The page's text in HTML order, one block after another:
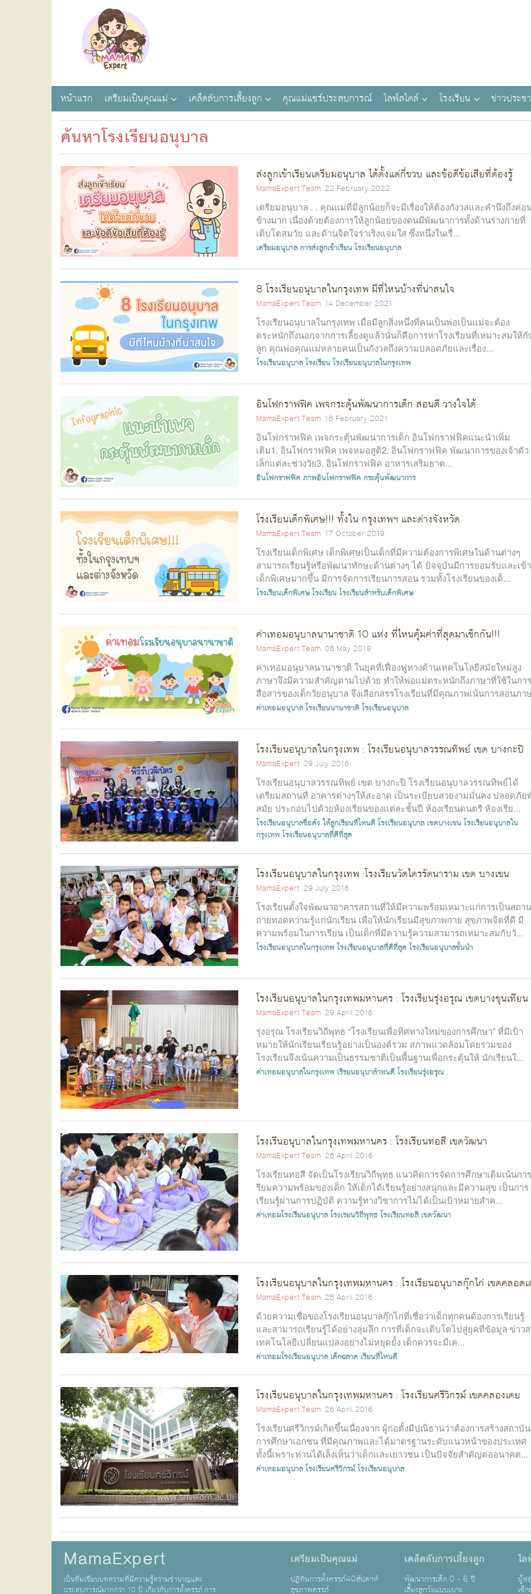
หน้าแรก เตรียมเป็นคุณแม่ เคล็ดลับการเลี้ยงลูก คุณแม่แชร์ประสบการณ์ ไลฟ์สไตล์ โรงเรียน ข่าวประ
ค้นหาโรงเรียนอนุบาล
ส่งลูกเข้าเรียนเตรียมอนุบาล ได้ตั้งแต่กี่ขวบ และข้อดีข้อเสียที่ต้องรู้
MamaExpert Team 22 February 2022
เตรียมอนุบาล . . คุณแม่ที่มีลูกน้อยก็จะมีเรื่องให้ต้องกังวลและคำนึงถึงค่อ
ข้างมาก เนื่องด้วยต้องการให้ลูกน้อยของตนมีพัฒนาการทั้งด้านร่างกายที่
เติบโตสมวัย และด้านจิตใจร่าเริงแจ่มใส ซึ่งหนึ่งในเรื่...
เตรียมอนุบาล การส่งลูกเข้าเรียนโรงเรียนอนุบาล
8 โรงเรียนอนุบาลในกรุงเทพ มีที่ไหนบ้างที่น่าสนใจ
MamaExpert Team 14 December 2021
โรงเรียนอนุบาลในกรุงเทพ เมื่อมีลูกสิ่งหนึ่งที่คนเป็นพ่อเป็นแม่จะต้อง
ตระหนักถึงนอกจากการเลี้ยงดูแล้วนั่นก็คือการหาโรงเรียนที่เหมาะสมให้กั
ลูก คุณพ่อคุณแม่หลายคนเป็นกังวลถึงความปลอดภัยและเรื่อง...
โรงเรียนอนุบาลโรงเรียนโรงเรียนอนุบาลในกรุงเทพ
อินโฟกราฟฟิค เพจกระตุ้นพัฒนาการเด็ก สอนดี วางใจได้
MamaExpert Team 18 February 2021
อินโฟกราฟฟิค เพจกระตุ้นพัฒนาการเด็ก อินโฟกราฟฟิคแนะนำเพิ่ม
เติม1. อินโฟกราฟฟิค เพจหมอสูติ2. อินโฟกราฟฟิค พัฒนาการของเจ้าตัว
เล็กแต่ละช่วงวัย3. อินโฟกราฟฟิค อาหารเสริมธาต...
อินโฟกราฟฟิคภาพอินโฟกราฟฟิค กระตุ้นพัฒนาการ
โรงเรียนเด็กพิเศษ!!! ทั้งใน กรุงเทพฯ และต่างจังหวัด
MamaExpert Team 17 October 2019
โรงเรียนเด็กพิเศษ เด็กพิเศษเป็นเด็กที่มีความต้องการพิเศษในด้านต่างๆ
สามารถเรียนรู้หรือพัฒนาทักษะด้านต่างๆ ได้ ปัจจุบันมีการยอมรับและเข้
เด็กพิเศษมากขึ้น มีการจัดการเรียนการสอน รวมทั้งโรงเรียนของเด็...
โรงเรียนเด็กพิเศษโรงเรียนโรงเรียนสำหรับเด็กพิเศษ
ค่าเทอมอนุบาลนานาชาติ 10 แห่ง ที่ไหนคุ้มค่าที่สุดมาเช็กกัน!!!
MamaExpert Team 08 May 2019
ค่าเทอมอนุบาลนานาชาติ ในยุคที่เฟื่องฟูทางด้านเทคโนโลยีสมัยใหม่สูง
ภาษาจึงมีความสำคัญตามไปด้วย ทำให้พ่อแม่ตระหนักถึงภาษาที่ใช้ในการ
สื่อสารของเด็กวัยอนุบาล จึงเลือกสรรโรงเรียนที่มีคุณภาพเน้นการสอนภา
ค่าเทอมอนุบาลโรงเรียนนานาชาติโรงเรียนอนุบาล
โรงเรียนอนุบาลในกรุงเทพ : โรงเรียนอนุบาลวรรณทิพย์ เขต บางกะปิ
MamaExpert 29 July 2016
โรงเรียนอนุบาลวรรณทิพย์ เขต บางกะปิ โรงเรียนอนุบาลวรรณทิพย์ได้
เตรียมสถานที่ อาคารต่างๆให้สะอาด เป็นระเบียบสวยงามมั่นคง ปลอดภัย
สมัย ประกอบไปด้วยห้องเรียนของแต่ละชั้นปี ห้องเรียนดนตรี ห้องเรีย...
โรงเรียนอนุบาลชื่อดัง ให้ลูกเรียนที่ไหนดี โรงเรียนอนุบาล เขตบางเขนโรงเรียนอนุบาลใน
กรุงเทพโรงเรียนอนุบาลที่ดีที่สุด
โรงเรียนอนุบาลในกรุงเทพ :โรงเรียนวัดไตรรัตนาราม เขต บางเขน
MamaExpert 29 July 2016
โรงเรียนตั้งใจพัฒนาอาคารสถานที่ให้มีความพร้อมเหมาะแก่การเป็นสถา
ถ่ายทอดความรู้แก่นักเรียน เพื่อให้นักเรียนมีสุขภาพกาย สุขภาพจิตที่ดี มี
ความพร้อมในการเรียน เป็นเด็กที่มีความรู้ความสามารถเหมาะสมกับวั...
โรงเรียนอนุบาลในกรุงเทพโรงเรียนอนุบาลที่ดีที่สุดโรงเรียนอนุบาลชั้นนำ
โรงเรียนอนุบาลในกรุงเทพมหานคร : โรงเรียนรุ่งอรุณ เขตบางขุนเทียน
MamaExpert Team 29 April 2016
รุ่งอรุณ โรงเรียนวิถีพุทธ “โรงเรียนเพื่อทิศทางใหม่ของการศึกษา” ที่มีเป้า
หมายให้นักเรียนเรียนรู้อย่างเป็นองค์รวม สภาพแวดล้อมโดยรวมของ
โรงเรียนจึงเน้นความเป็นธรรมชาติเป็นพื้นฐานเพื่อกระตุ้นให้ นักเรียนใ...
ค่าเทอมอนุบาลในกรุงเทพ เรีรยนอนุบาลำหนดีโรงเรียนรุ่งอรุณ
โรงเรีนอนุบาลในกรุงเทพมหานคร : โรงเรียนทอสี เขตวัฒนา
MamaExpert Team 28 April 2016
โรงเรียนทอสี จัดเป็นโรงเรียนวิถีพุทธ แนวคิดการจัดการศึกษาเดิมเน้นกา
รียมความพร้อมของเด็ก ให้เด็กได้เรียนรู้อย่างสนุกและมีความสุข เป็นการ
เรียนรู้ผ่านการปฏิบัติ ความรู้ทางวิชาการไม่ได้เป็นเป้าหมายสำค...
ค่าเทอมโรงเรียนอนุบาลโรงเรยนวิถีพุทธโรงเรียนทอสี เขตวัฒนา
โรงเรียนอนุบาลในกรุงเทพมหานคร : โรงเรียนอนุบาลกุ๊กไก่ เขตคลอด
MamaExpert Team 28 April 2016
ด้วยความเชื่อของโรงเรียนอนุบาลกุ๊กไก่ที่เชื่อว่าเด็กทุกคนต้องการเรียนรู้
และสามารถเรียนรู้ได้อย่างลุ่มลึก การที่เด็กจะเติบโตไปสู่ยุคที่ข้อมูล ข่าว
เทคโนโลยีเปลี่ยนแปลงอย่างไม่หยุดยั้ง เด็กควรจะมีเค...
ค่าเทอมโรงเรียนอนุบาล เด็กฉลาด เรียนที่ไหนดี
โรงเรียนอนุบาลในกรุงเทพมหานคร : โรงเรียนศรีวิกรม์ เขตคลองเตย
MamaExpert Team 26 April 2016
โรงเรียนศรีวิกรม์เกิดขึ้นเนื่องจาก ผู้ก่อตั้งมีปณิธานว่าต้องการสร้างสถาบัน
การศึกษาเอกชน ที่มีคุณภาพและได้มาตรฐานระดับแนวหน้าของประเทศ
ทั้งนี้เพราะท่านได้เล็งเห็นว่าเด็กและเยาวชน เป็นปัจจัยสำคัญต่ออนาคต...
ค่าเทอมอนุบาลโรงเรียนศรีวิกรม์โรงเรียนอนุบาล
MamaExpert
เป็นทีมเขียนบทความที่มีความรู้ความชำนาญและ
ประสบการณ์มากกว่า 10 ปี เกี่ยวกับการตั้งครรภ์ การ
เตรียมเป็นคุณแม่
ปฏิทินการตั้งครรภ์40สัปดาห์
สุขภาพครรภ์
เคล็ดลับการเลี้ยงลูก
พัฒนาการเด็ก 0 - 6 ปี
เลี้ยงลูกวัยแบบเบาะ
ไ
ผู้ห
เซ็